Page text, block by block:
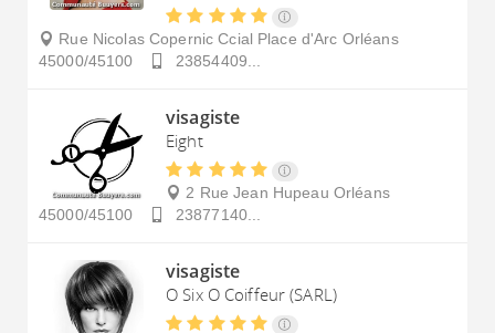
Rue Nicolas Copernic Ccial Place d'Arc Orléans
45000/45100
23854409...
visagiste
Eight
2 Rue Jean Hupeau Orléans
45000/45100
23877140...
visagiste
O Six O Coiffeur (SARL)